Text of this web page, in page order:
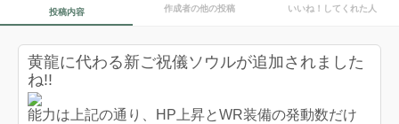
投稿内容 作成者の他の投稿 いいね！してくれた人
黄龍に代わる新ご祝儀ソウルが追加されました
ね!!
能力は上記の通り、HP上昇とWR装備の発動数だけ